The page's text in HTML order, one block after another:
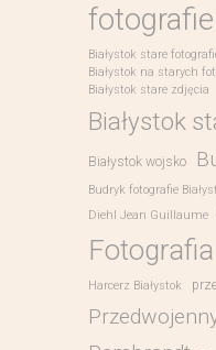
fotografie
Białystok stare
Białystok na starych
Białystok stare zdjęcia
Białystok
Białystok wojsko
Budryk fotografie
Diehl Jean Guillaume
Harcerz Białystok